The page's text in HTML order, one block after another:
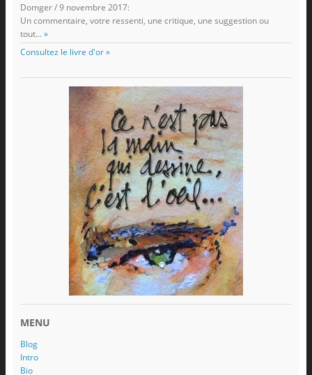
Domger/9 novembre 2017:
Un commentaire, votre ressenti, une critique, une suggestion ou
tout... »
Consultez le livre d'or »
MENU
Blog
Intro
Bio